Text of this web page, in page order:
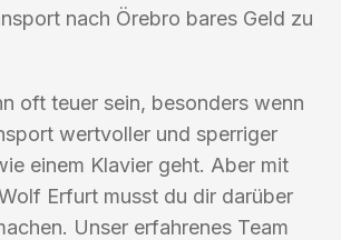
nach Örebro bares Geld zu
oft teuer sein, besonders wenn
wertvoller und sperriger
einem Klavier geht. Aber mit
Erfurt musst du dir darüber
Unser erfahrenes Team